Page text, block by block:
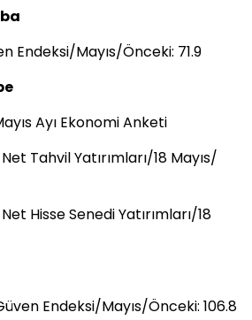
Endeksi/Mayıs/Önceki: 71.9
Ayı Ekonomi Anketi
Tahvil Yatırımları/18 Mayıs/
Hisse Senedi Yatırımları/18
Endeksi/Mayıs/Önceki: 106.8